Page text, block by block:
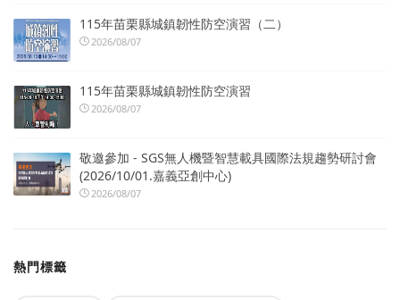
115年苗栗縣城鎮韌性防空演習（二）
2026/08/07
115年苗栗縣城鎮韌性防空演習
2026/08/07
敬邀參加 - SGS無人機暨智慧載具國際法規趨勢研討會
(2026/10/01.嘉義亞創中心)
2026/08/07
熱門標籤